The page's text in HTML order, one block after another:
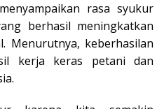
rasa syukur
berhasil meningkatkan
Menurutnya, keberhasilan
kerja keras petani dan